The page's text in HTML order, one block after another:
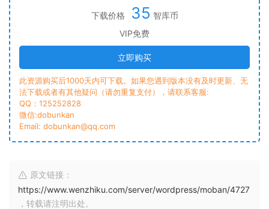
下载价格 35 智库币
VIP免费
立即购买
此资源购买后1000天内可下载。如果您遇到版本没有及时更新、无
法下载或者有其他疑问（请勿重复支付），请联系客服:
QQ：125252828
微信:dobunkan
Email: dobunkan@qq.com
原文链接：
https://www.wenzhiku.com/server/wordpress/moban/4727
，转载请注明出处。